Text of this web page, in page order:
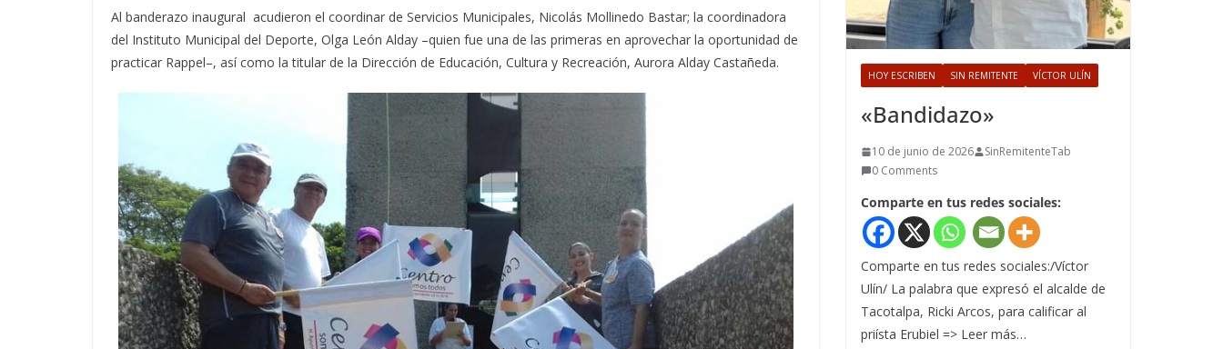
Al banderazo inaugural acudieron el coordinar de Servicios Municipales, Nicolás Mollinedo Bastar; la coordinadora
del Instituto Municipal del Deporte, Olga León Alday –quien fue una de las primeras en aprovechar la oportunidad de
practicar Rappel–, así como la titular de la Dirección de Educación, Cultura y Recreación, Aurora Alday Castañeda.
HOY ESCRIBEN SIN REMITENTE VÍCTOR ULÍN
«Bandidazo»
10 de junio de 2026
SinRemitenteTab
0 Comments
Comparte en tus redes sociales:
Comparte en tus redes sociales:/Víctor
Ulín/ La palabra que expresó el alcalde de
Tacotalpa, Ricki Arcos, para calificar al
priísta Erubiel => Leer más…